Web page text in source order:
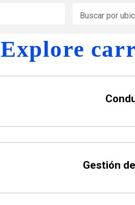
Buscar por
Explore
Gestión